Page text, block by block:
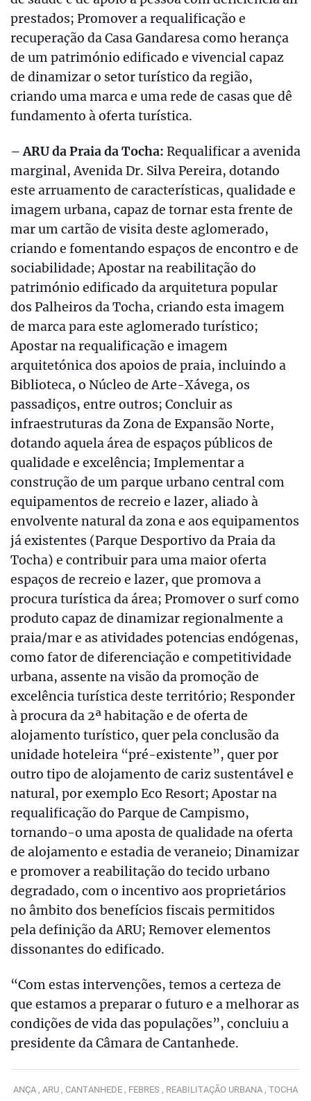
prestados; Promover a requalificação e
recuperação da Casa Gandaresa como herança
de um património edificado e vivencial capaz
de dinamizar o setor turístico da região,
criando uma marca e uma rede de casas que dê
fundamento à oferta turística.
– ARU da Praia da Tocha: Requalificar a avenida
marginal, Avenida Dr. Silva Pereira, dotando
este arruamento de características, qualidade e
imagem urbana, capaz de tornar esta frente de
mar um cartão de visita deste aglomerado,
criando e fomentando espaços de encontro e de
sociabilidade; Apostar na reabilitação do
património edificado da arquitetura popular
dos Palheiros da Tocha, criando esta imagem
de marca para este aglomerado turístico;
Apostar na requalificação e imagem
arquitetónica dos apoios de praia, incluindo a
Biblioteca, o Núcleo de Arte-Xávega, os
passadiços, entre outros; Concluir as
infraestruturas da Zona de Expansão Norte,
dotando aquela área de espaços públicos de
qualidade e excelência; Implementar a
construção de um parque urbano central com
equipamentos de recreio e lazer, aliado à
envolvente natural da zona e aos equipamentos
já existentes (Parque Desportivo da Praia da
Tocha) e contribuir para uma maior oferta
espaços de recreio e lazer, que promova a
procura turística da área; Promover o surf como
produto capaz de dinamizar regionalmente a
praia/mar e as atividades potencias endógenas,
como fator de diferenciação e competitividade
urbana, assente na visão da promoção de
excelência turística deste território; Responder
à procura da 2ª habitação e de oferta de
alojamento turístico, quer pela conclusão da
unidade hoteleira “pré-existente”, quer por
outro tipo de alojamento de cariz sustentável e
natural, por exemplo Eco Resort; Apostar na
requalificação do Parque de Campismo,
tornando-o uma aposta de qualidade na oferta
de alojamento e estadia de veraneio; Dinamizar
e promover a reabilitação do tecido urbano
degradado, com o incentivo aos proprietários
no âmbito dos benefícios fiscais permitidos
pela definição da ARU; Remover elementos
dissonantes do edificado.
“Com estas intervenções, temos a certeza de
que estamos a preparar o futuro e a melhorar as
condições de vida das populações”, concluiu a
presidente da Câmara de Cantanhede.
ANÇA , ARU , CANTANHEDE , FEBRES , REABILITAÇÃO URBANA , TOCHA